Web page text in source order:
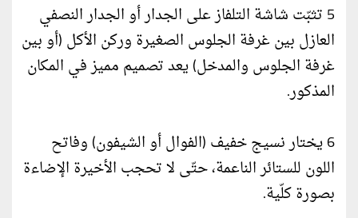
5 تثبّت شاشة التلفاز على الجدار أو الجدار النصفي
العازل بين غرفة الجلوس الصغيرة وركن الأكل (أو بين
غرفة الجلوس والمدخل) يعد تصميم مميز في المكان
المذكور.
6 يختار نسيج خفيف (الفوال أو الشيفون) وفاتح
اللون للستائر الناعمة، حتّى لا تحجب الأخيرة الإضاءة
بصورة كلّية.